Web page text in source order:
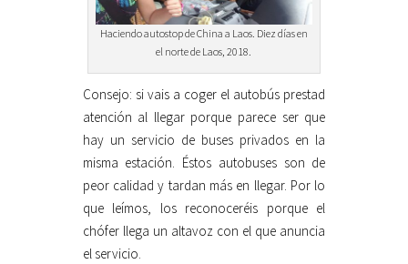
Haciendo autostop de China a Laos. Diez días en
el norte de Laos, 2018.
Consejo: si vais a coger el autobús prestad
atención al llegar porque parece ser que
hay un servicio de buses privados en la
misma estación. Éstos autobuses son de
peor calidad y tardan más en llegar. Por lo
que leímos, los reconoceréis porque el
chófer llega un altavoz con el que anuncia
el servicio.